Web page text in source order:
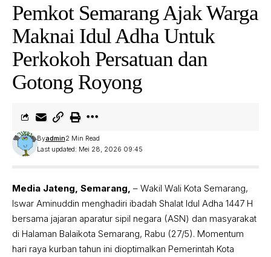
Pemkot Semarang Ajak Warga
Maknai Idul Adha Untuk
Perkokoh Persatuan dan
Gotong Royong
Last updated: Mei 28, 2026 09:45
Byadmin2 Min Read
Media Jateng, Semarang, – Wakil Wali Kota Semarang,
Iswar Aminuddin menghadiri ibadah Shalat Idul Adha 1447 H
bersama jajaran aparatur sipil negara (ASN) dan masyarakat
di Halaman Balaikota Semarang, Rabu (27/5). Momentum
hari raya kurban tahun ini dioptimalkan Pemerintah Kota